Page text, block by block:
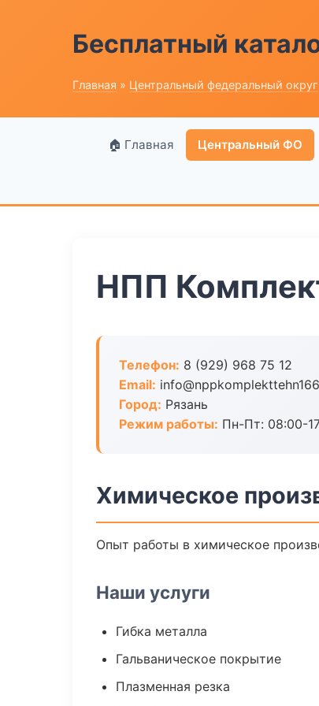
Бесплатный
Главная » Центральный федеральный округ
🏠 Главная Центральный ФО
НПП
Телефон: 8 (929) 968 75 12
Email:
Город: Рязань
Режим работы: Пн-Пт: 08:00-
Химическое
Опыт работы в химическое
Наши услуги
Гибка металла
Гальваническое покрытие
Плазменная резка